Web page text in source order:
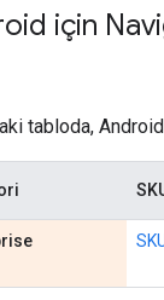
için
tabloda,